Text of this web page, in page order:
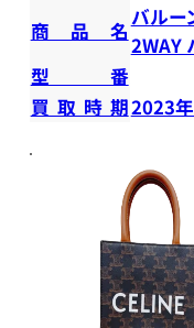
商品名
バルー
2WAY
型番
買取時期2023